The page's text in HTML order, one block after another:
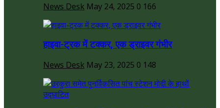
News Desk May 24, 2025 0 166
हाइवा-ट्रक में टक्कर, एक ड्राइवर गंभीर
News Desk May 23, 2025 0 148